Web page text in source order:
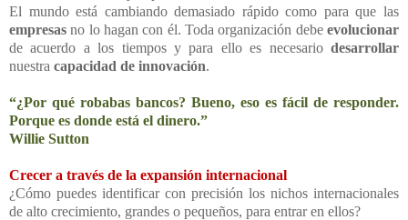
El mundo está cambiando demasiado rápido como para que las
empresas no lo hagan con él. Toda organización debe evolucionar
de acuerdo a los tiempos y para ello es necesario desarrollar
nuestra capacidad de innovación.
“¿Por qué robabas bancos? Bueno, eso es fácil de responder.
Porque es donde está el dinero.”
Willie Sutton
Crecer a través de la expansión internacional
¿Cómo puedes identificar con precisión los nichos internacionales
de alto crecimiento, grandes o pequeños, para entrar en ellos?